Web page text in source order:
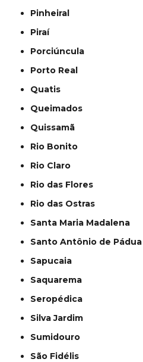
Pinheiral
Piraí
Porciúncula
Porto Real
Quatis
Queimados
Quissamã
Rio Bonito
Rio Claro
Rio das Flores
Rio das Ostras
Santa Maria Madalena
Santo Antônio de Pádua
Sapucaia
Saquarema
Seropédica
Silva Jardim
Sumidouro
São Fidélis